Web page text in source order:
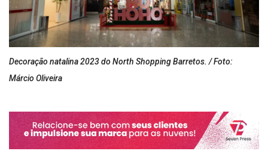
Decoração natalina 2023 do North Shopping Barretos. / Foto:
Márcio Oliveira